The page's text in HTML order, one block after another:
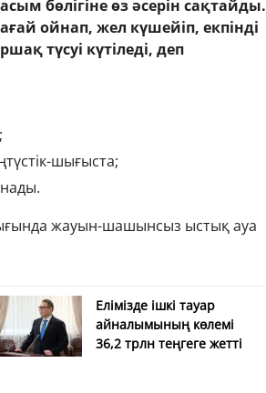
бөлігіне өз әсерін сақтайды.
ойнап, жел күшейіп, екпінді
түсуі күтіледі, деп
шығыста;
жауын-шашынсыз ыстық ауа
Елімізде ішкі тауар
айналымының көлемі
36,2 трлн теңгеге жетті